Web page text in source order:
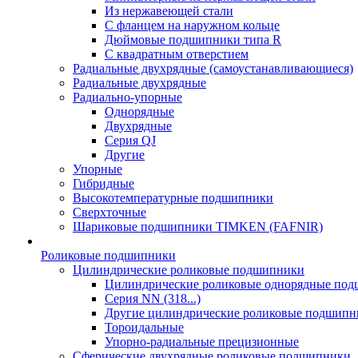
Из нержавеющей стали
С фланцем на наружном кольце
Дюймовые подшипники типа R
С квадратным отверстием
Радиальные двухрядные (самоустанавливающиеся)
Радиальные двухрядные
Радиально-упорные
Однорядные
Двухрядные
Серия QJ
Другие
Упорные
Гибридные
Высокотемпературные подшипники
Сверхточные
Шариковые подшипники TIMKEN (FAFNIR)
Роликовые подшипники
Цилиндрические роликовые подшипники
Цилиндрические роликовые однорядные
Серия NN (318...)
Другие цилиндрические роликовые
Тороидальные
Упорно-радиальные прецизионные